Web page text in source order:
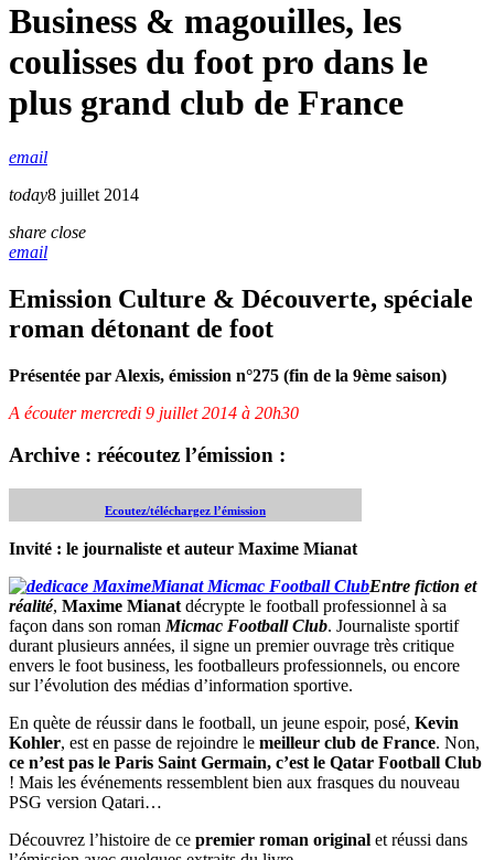
Business & magouilles, les
coulisses du foot pro dans le
plus grand club de France
email
today8 juillet 2014
share close
email
Emission Culture & Découverte, spéciale
roman détonant de foot
Présentée par Alexis, émission n°275 (fin de la 9ème saison)
A écouter mercredi 9 juillet 2014 à 20h30
Archive : réécoutez l’émission :
Ecoutez/téléchargez l’émission
Invité : le journaliste et auteur Maxime Mianat
Entre fiction et
réalité, Maxime Mianat décrypte le football professionnel à sa
façon dans son roman Micmac Football Club. Journaliste sportif
durant plusieurs années, il signe un premier ouvrage très critique
envers le foot business, les footballeurs professionnels, ou encore
sur l’évolution des médias d’information sportive.
En quète de réussir dans le football, un jeune espoir, posé, Kevin
Kohler, est en passe de rejoindre le meilleur club de France. Non,
ce n’est pas le Paris Saint Germain, c’est le Qatar Football Club
! Mais les événements ressemblent bien aux frasques du nouveau
PSG version Qatari…
Découvrez l’histoire de ce premier roman original et réussi dans